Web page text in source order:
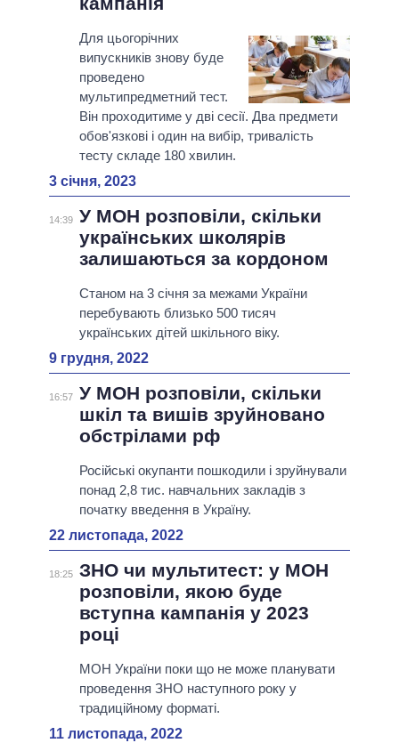
Для цьогорічних
випускників знову буде
проведено
мультипредметний тест.
Він проходитиме у дві сесії. Два предмети
обов'язкові і один на вибір, тривалість
тесту складе 180 хвилин.
3 січня, 2023
14:39 У МОН розповіли, скільки
українських школярів
залишаються за кордоном
Станом на 3 січня за межами України
перебувають близько 500 тисяч
українських дітей шкільного віку.
9 грудня, 2022
16:57 У МОН розповіли, скільки
шкіл та вишів зруйновано
обстрілами рф
Російські окупанти пошкодили і зруйнували
понад 2,8 тис. навчальних закладів з
початку введення в Україну.
22 листопада, 2022
18:25 ЗНО чи мультитест: у МОН
розповіли, якою буде
вступна кампанія у 2023
році
МОН України поки що не може планувати
проведення ЗНО наступного року у
традиційному форматі.
11 листопада, 2022